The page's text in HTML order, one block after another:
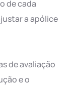
de cada
a apólice
de avaliação
e o